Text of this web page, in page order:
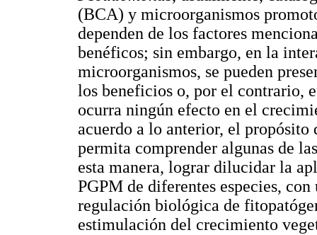
(BCA) y microorganismos
dependen de los factores
benéficos; sin embargo, en la
microorganismos, se pueden
los beneficios o, por el contrario,
ocurra ningún efecto en el
acuerdo a lo anterior, el
permita comprender algunas de
esta manera, lograr dilucidar la
PGPM de diferentes especies,
regulación biológica de
estimulación del crecimiento